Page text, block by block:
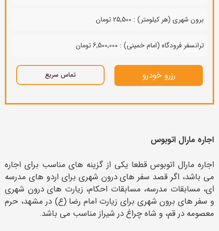
برون شهری (هر کیلومتر) : 25,500 تومان
ترانسفر فرودگاه (امام خمینی) : 6,500,000 تومان
رزرو خودرو تماس سریع
اجاره مارال اتوبوس
اجاره مارال اتوبوس قطعا یکی از گزینه های مناسب برای اجاره
می باشد، اگر قصد سفر های درون شهری برای اردو های مدرسه
ای، مسابقات مدرسه، مسابقات احکام، زیارت های درون شهری
و سفر های برون شهری برای زیارت امام رضا (ع) در مشهد، حرم
معصومه در قم، و شاه چراغ در شیراز مناسب می باشد.